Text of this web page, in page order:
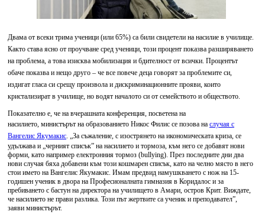
Двама от всеки трима ученици (или 65%) са били свидетели на насилие в училище.
Както става ясно от проучване сред ученици, този процент показва разширяването
на проблема, а това изисква мобилизация и бдителност от всички. Процентът
обаче показва и нещо друго – че все повече деца говорят за проблемите си,
издигат гласа си срещу произвола и дискриминационните прояви, които
кристализират в училище, но водят началото си от семейството и обществото.
Показателно е, че на вчерашната конференция, посветена на
насилието, министърът на образованието Никос Филис се позова на случая с
Вангелис Якумакис. „За съжаление, с изострянето на икономическата криза, се
удължава и „черният списък” на насилието и тормоза, към него се добавят нови
форми, като например електронния тормоз (bullying). През последните дни два
нови случая бяха добавени към този кошмарен списък, като на челно място в него
стои името на Вангелис Якумакис. Имам предвид намушкването с нож на 15-
годишен ученик в двора на Професионалната гимназия в Коридалос и за
пребиването с бастун на директора на училището в Амари, остров Крит. Виждате,
че насилието не прави разлика. Този път жертвите са ученик и преподавател”,
заяви министърът.